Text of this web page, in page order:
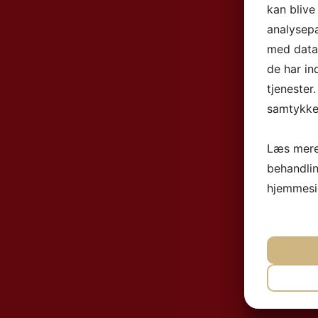
kan
med
de har
Læs